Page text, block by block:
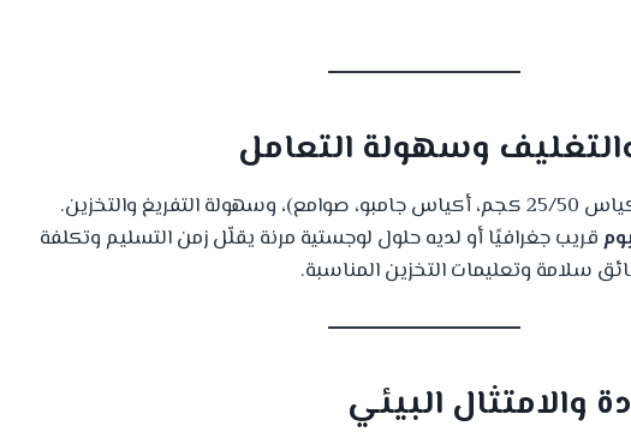
تحقّق من خيارات التغليف (أكياس 25/50 كجم، أكياس جامبو، صوامع)، وسهولة التفريغ والتخزين.
قريب جغرافيًا أو لديه حلول لوجستية مرنة يقلّل زمن التسليم وتكلفة
سلامة وتعليمات التخزين المناسبة.